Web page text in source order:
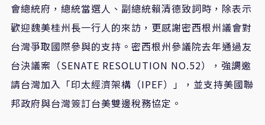
會總統府，總統當選人、副總統賴清德致詞時，除表示
歡迎魏美桂州長一行人的來訪，更感謝密西根州議會對
台灣爭取國際參與的支持。密西根州參議院去年通過友
台決議案（SENATE RESOLUTION NO.52），強調邀
請台灣加入「印太經濟架構（IPEF）」，並支持美國聯
邦政府與台灣簽訂台美雙邊稅務協定。